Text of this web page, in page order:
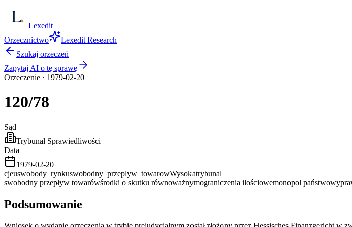
Lexedit
Orzecznictwo
Lexedit Research
Szukaj orzeczeń
Zapytaj AI o tę sprawę
Orzeczenie · 1979-02-20
120/78
Sąd
Trybunał Sprawiedliwości
Data
1979-02-20
cjeuswobody_rynkuswobodny_przeplyw_towarowWysokatrybunal
swobodny przepływ towarówśrodki o skutku równoważnymograniczenia ilościowemonopol państwowy
Podsumowanie